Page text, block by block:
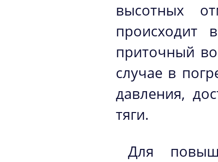
высотных
происходит
приточный
случае в
давления,
тяги.
Для